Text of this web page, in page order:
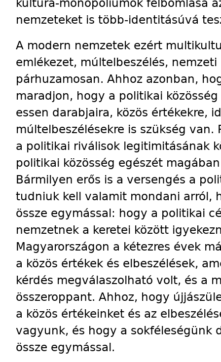
nemzeteket is több-identitásúvá
A modern nemzetek ezért
emlékezet, múltelbeszélés,
párhuzamosan. Ahhoz azonban,
maradjon, hogy a politikai
essen darabjaira, közös értékekre,
múltelbeszélésekre is szükség van.
a politikai riválisok legitimitásának
politikai közösség egészét
Bármilyen erős is a versengés a
tudniuk kell valamit mondani arról,
össze egymással: hogy a politikai
nemzetnek a keretei között
Magyarországon a kétezres évek
a közös értékek és elbeszélések,
kérdés megválaszolható volt, és a
összeroppant. Ahhoz, hogy
a közös értékeinket és az
vagyunk, és hogy a sokféleségünk
össze egymással.